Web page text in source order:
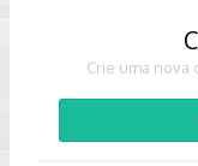
Crie uma nova